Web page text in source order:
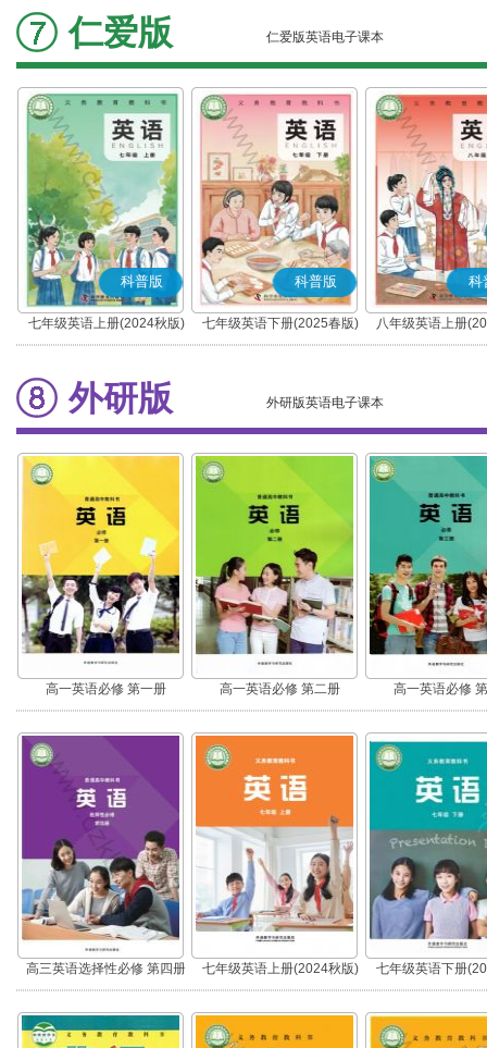
仁爱版 仁爱版英语电子课本
科普版
七年级英语上册(2024秋版)
(科普版)
科普版
七年级英语下册(2025春版)
(科普版)
科
八年级英语上册
(科普版)
外研版 外研版英语电子课本
高一英语必修 第一册 高一英语必修 第二册 高一英语必修
高三英语选择性必修 第四册 七年级英语上册(2024秋版) 七年级英语下册